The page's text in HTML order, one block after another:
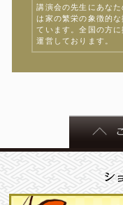
講演会の先生にあな
は家の繁栄の象徴的
ています。全国の方
運営しております。